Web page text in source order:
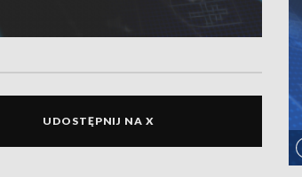
UDOSTĘPNIJ NA X